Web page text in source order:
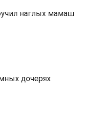
наглых мамаш
дочерях